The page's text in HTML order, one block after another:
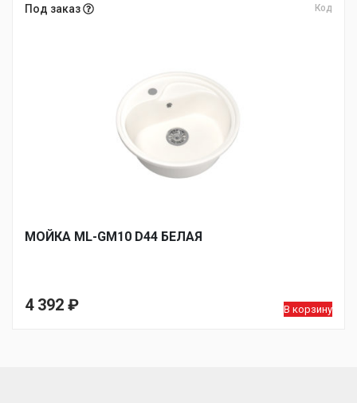
Под заказ Код
МОЙКA ML-GM10 D44 БЕЛАЯ
4 392 ₽ В корзину